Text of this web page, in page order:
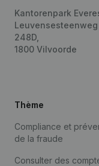
Kantorenpark
Leuvensesteenweg
248D,
1800 Vilvoorde
Thème
Compliance et
de la fraude
Consulter des